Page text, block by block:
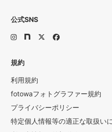
公式SNS
規約
利用規約
fotowaフォトグラファー規約
プライバシーポリシー
特定個人情報等の適正な取扱い